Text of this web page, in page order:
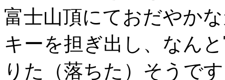
富士山頂にておだやか
キーを担ぎ出し、なん
りた（落ちた）そうで